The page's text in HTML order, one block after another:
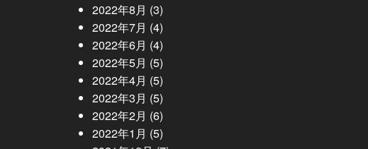
2022年8月 (3)
2022年7月 (4)
2022年6月 (4)
2022年5月 (5)
2022年4月 (5)
2022年3月 (5)
2022年2月 (6)
2022年1月 (5)